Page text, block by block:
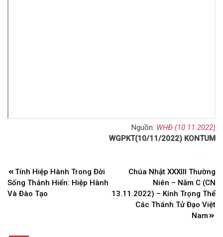
Nguồn: WHĐ (10.11.2022)
WGPKT(10/11/2022) KONTUM
Điều
hướng
bài
Tính Hiệp Hành Trong Đời
Sống Thánh Hiến: Hiệp Hành
Và Đào Tạo
Chúa Nhật XXXIII Thường
Niên – Năm C (CN
13.11.2022) – Kính Trọng Thể
Các Thánh Tử Đạo Việt
Nam